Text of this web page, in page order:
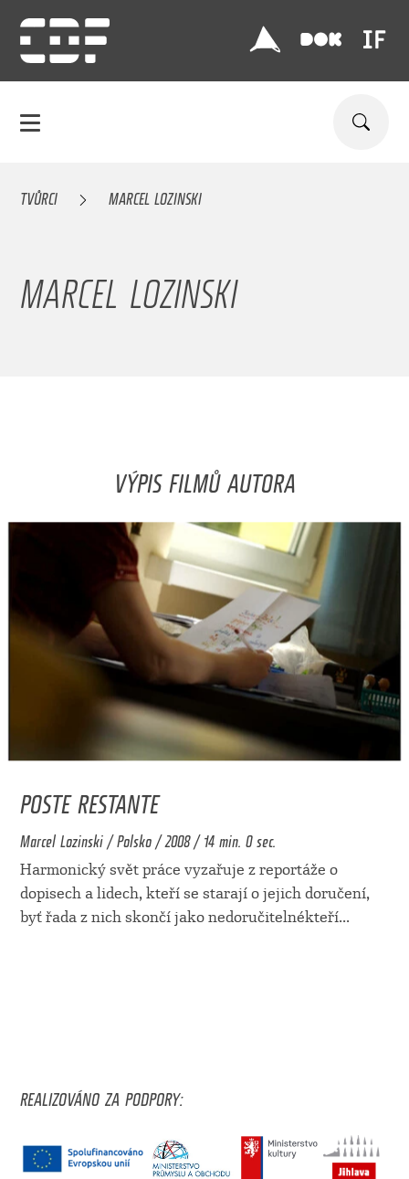
TVŮRCI MARCEL LOZINSKI
MARCEL LOZINSKI
VÝPIS FILMŮ AUTORA
POSTE RESTANTE
Marcel Lozinski / Polsko / 2008 / 14 min. 0 sec.
Harmonický svět práce vyzařuje z reportáže o
dopisech a lidech, kteří se starají o jejich doručení,
byť řada z nich skončí jako nedoručitelnékteří...
REALIZOVÁNO ZA PODPORY: